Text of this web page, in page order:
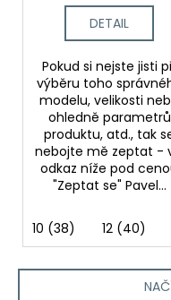
DETAIL
Pokud si nejste jisti
výběru toho
modelu, velikosti
ohledně parametrů
produktu, atd., tak
nebojte mě zeptat -
odkaz níže pod
"Zeptat se" Pavel...
10 (38) 12 (40)